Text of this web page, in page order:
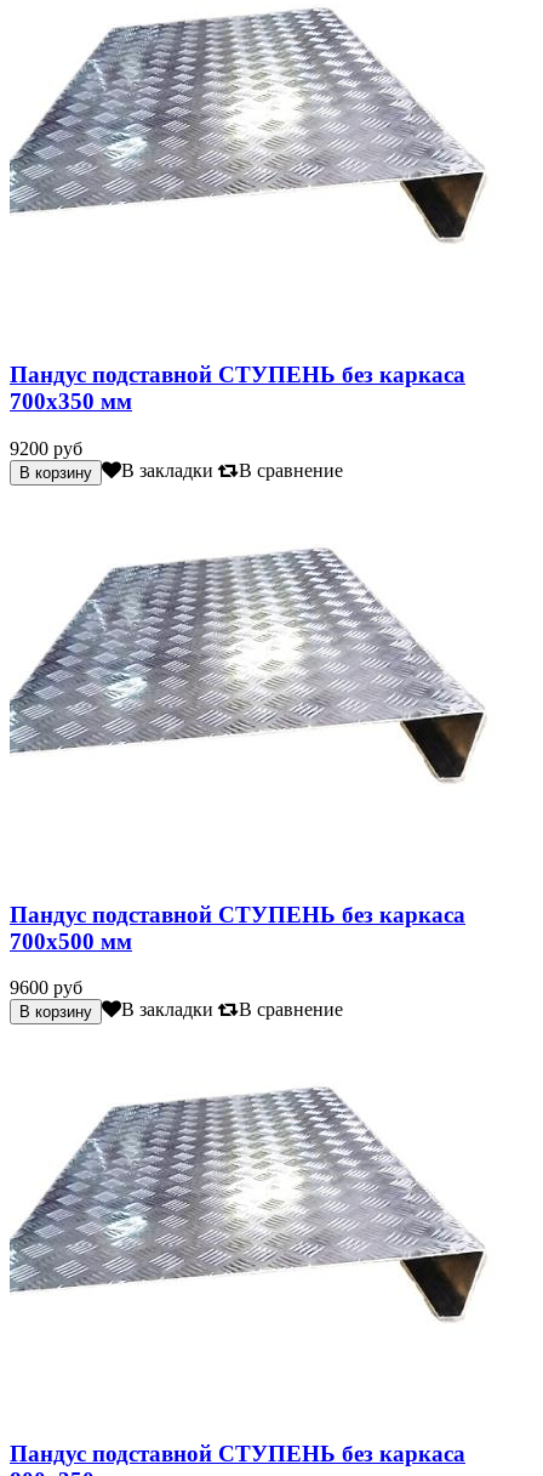
Пандус подставной СТУПЕНЬ без каркаса
700х350 мм
9200 руб
В закладки В сравнение
Пандус подставной СТУПЕНЬ без каркаса
700х500 мм
9600 руб
В закладки В сравнение
Пандус подставной СТУПЕНЬ без каркаса